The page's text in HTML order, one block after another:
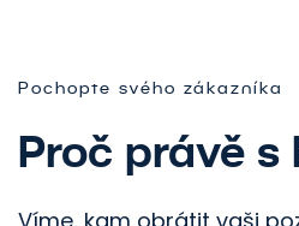
Pochopte svého zákazníka
Proč právě s